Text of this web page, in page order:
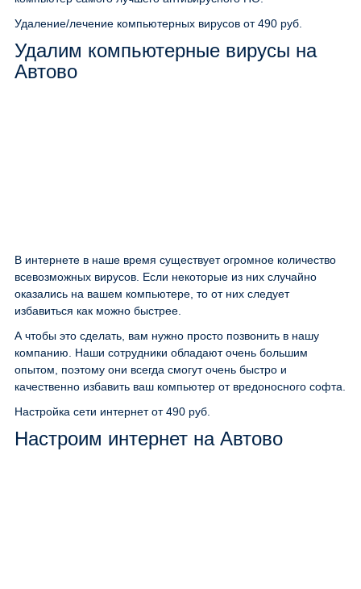
Удаление/лечение компьютерных вирусов от 490 руб.
Удалим компьютерные вирусы на
Автово
В интернете в наше время существует огромное количество
всевозможных вирусов. Если некоторые из них случайно
оказались на вашем компьютере, то от них следует
избавиться как можно быстрее.
А чтобы это сделать, вам нужно просто позвонить в нашу
компанию. Наши сотрудники обладают очень большим
опытом, поэтому они всегда смогут очень быстро и
качественно избавить ваш компьютер от вредоносного софта.
Настройка сети интернет от 490 руб.
Настроим интернет на Автово